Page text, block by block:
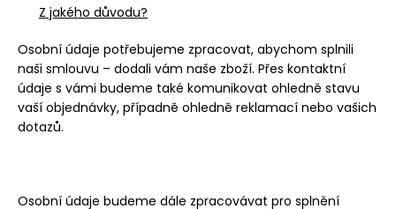
Z jakého důvodu?
Osobní údaje potřebujeme zpracovat, abychom splnili
naši smlouvu – dodali vám naše zboží. Přes kontaktní
údaje s vámi budeme také komunikovat ohledně stavu
vaší objednávky, případně ohledně reklamací nebo vašich
dotazů.
Osobní údaje budeme dále zpracovávat pro splnění